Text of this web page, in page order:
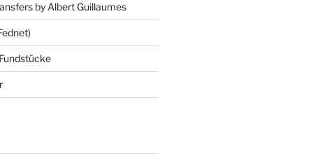
by Albert Guillaumes